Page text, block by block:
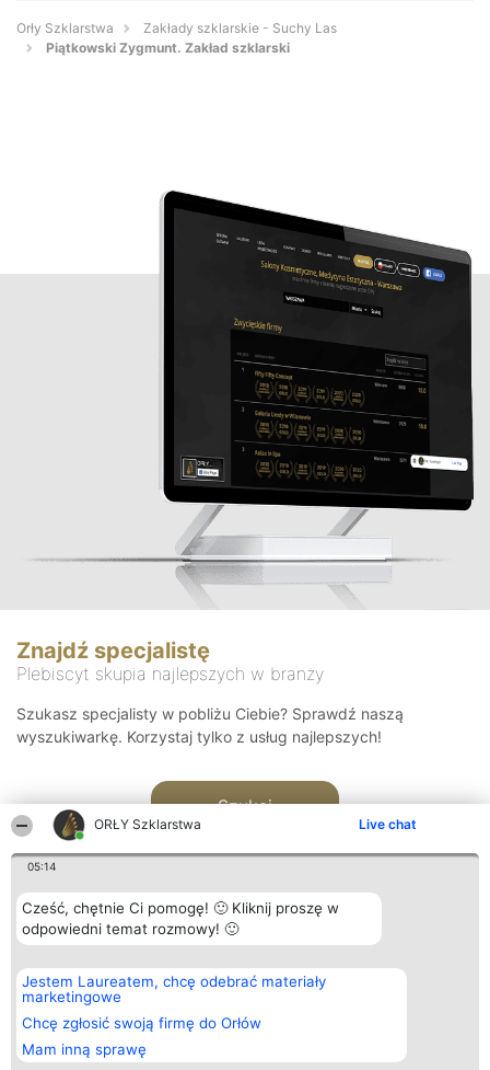
ORŁY Szklarstwa Live chat
05:14
Cześć, chętnie Ci pomogę! 🙂 Kliknij proszę w
odpowiedni temat rozmowy! 🙂
Jestem Laureatem, chcę odebrać materiały
marketingowe
Chcę zgłosić swoją firmę do Orłów
Mam inną sprawę
Orły Szklarstwa
Zakłady szklarskie - Suchy Las
Piątkowski Zygmunt. Zakład szklarski
Znajdź specjalistę
Plebiscyt skupia najlepszych w branży
Szukasz specjalisty w pobliżu Ciebie? Sprawdź naszą
wyszukiwarkę. Korzystaj tylko z usług najlepszych!
Szukaj
Organizator plebiscytu
Bright Side Solutions sp. z o.
o. sp. k.
ul. Ruska 22
Wrocław 50-079
KRS 0000749100 | Regon
381313360 | NIP 8943132676
Plebiscyt
Laureaci
wszystkich
Laureatów
Regulamin
Kontakt
Kontakt